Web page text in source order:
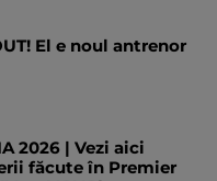
El e noul antrenor
2026 | Vezi aici
făcute în Premier